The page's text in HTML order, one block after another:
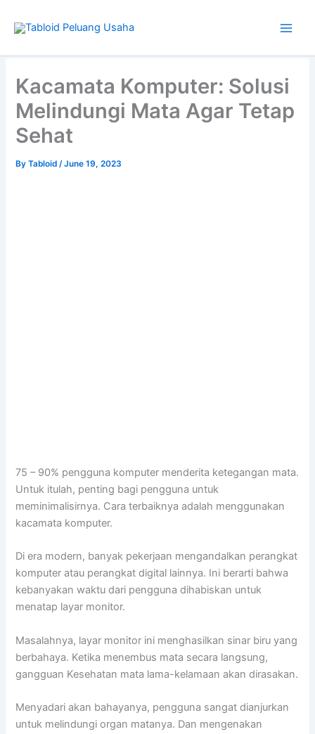
Kacamata Komputer: Solusi
Melindungi Mata Agar Tetap
Sehat
ByTabloid/June 19, 2023
75 – 90% pengguna komputer menderita ketegangan mata.
Untuk itulah, penting bagi pengguna untuk
meminimalisirnya. Cara terbaiknya adalah menggunakan
kacamata komputer.
Di era modern, banyak pekerjaan mengandalkan perangkat
komputer atau perangkat digital lainnya. Ini berarti bahwa
kebanyakan waktu dari pengguna dihabiskan untuk
menatap layar monitor.
Masalahnya, layar monitor ini menghasilkan sinar biru yang
berbahaya. Ketika menembus mata secara langsung,
gangguan Kesehatan mata lama-kelamaan akan dirasakan.
Menyadari akan bahayanya, pengguna sangat dianjurkan
untuk melindungi organ matanya. Dan mengenakan
your
email…